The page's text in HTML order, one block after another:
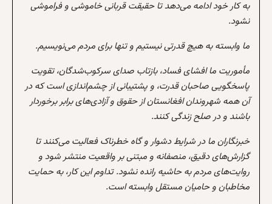
به کار خود ادامه می‌دهد تا حقیقت قربانی خاموشی و فراموشی
نشود.
ما وابسته به هیچ قدرتی نیستیم و تنها برای مردم می‌نویسیم.
مأموریت ما افشای فساد، بازتاب صدای سرکوب‌شدگان، تقویت
پاسخگویی صاحبان قدرت، و پشتیبانی از چشم‌اندازی است که در
آن همه شهروندان افغانستان از حقوق و آزادی‌های برابر برخوردار
باشند و در صلح زندگی کنند.
خبرنگاران ما در شرایط دشوار و گاه خطرناک فعالیت می‌کنند تا
گزارش‌های دقیق، منصفانه و مبتنی بر واقعیت منتشر شود و
روایت‌های مردم به حاشیه رانده نشود. تداوم این کار، به حمایت
مخاطبان و حامیان مستقل وابسته است.